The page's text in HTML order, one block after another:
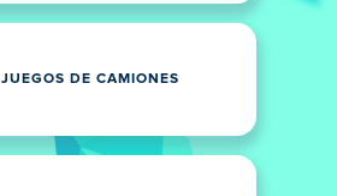
JUEGOS DE CAMIONES